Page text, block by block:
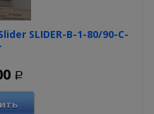
SLIDER-B-1-80/90-C-
Р